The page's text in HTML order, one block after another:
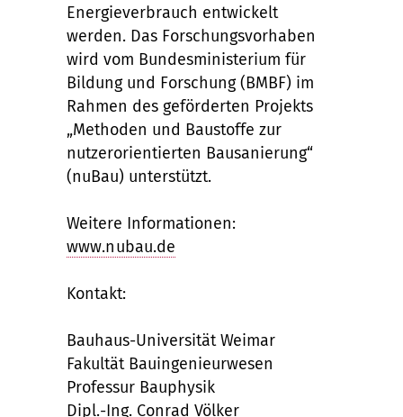
Energieverbrauch entwickelt
werden. Das Forschungsvorhaben
wird vom Bundesministerium für
Bildung und Forschung (BMBF) im
Rahmen des geförderten Projekts
„Methoden und Baustoffe zur
nutzerorientierten Bausanierung“
(nuBau) unterstützt.
Weitere Informationen:
www.nubau.de
Kontakt:
Bauhaus-Universität Weimar
Fakultät Bauingenieurwesen
Professur Bauphysik
Dipl.-Ing. Conrad Völker